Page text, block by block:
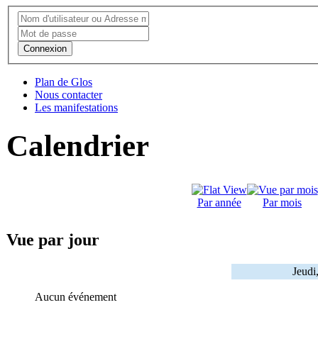
Connexion
Plan de Glos
Nous contacter
Les manifestations
Calendrier
Par année Par mois
Vue par jour
Aucun événement